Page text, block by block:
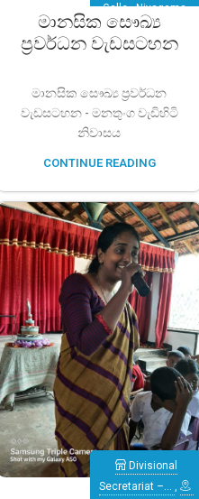
මානසික සෞඛ්‍ය
ප්‍රවර්ධන වැඩසටහන
Galle ,Niyagama
මානසික සෞඛ්‍ය ප්‍රවර්ධන
වැඩසටහන - මනතුංග වැඩිහිටි
නිවාසය
CONTINUE READING
Divisional
Secretariat –… ,